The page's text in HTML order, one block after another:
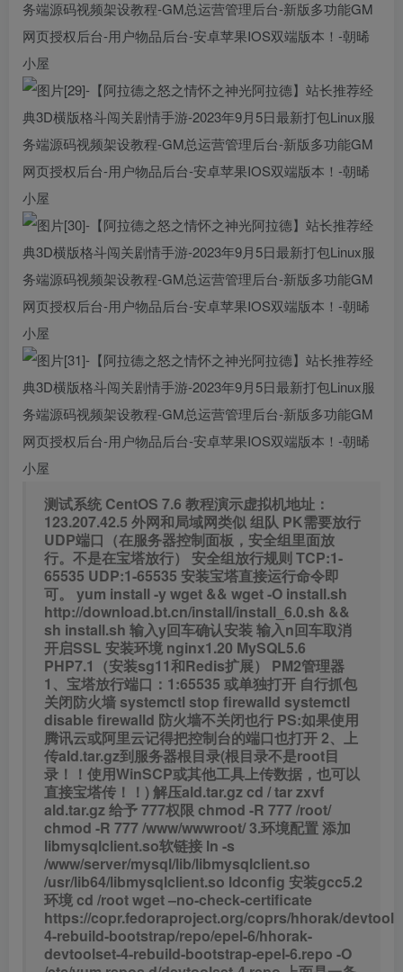
测试系统 CentOS 7.6 教程演示虚拟机地址：
123.207.42.5 外网和局域网类似组队 PK需要放行
UDP端口（在服务器控制面板，安全组里面放
行。不是在宝塔放行）
安全组放行规则TCP:1-
65535 UDP:1-65535 安装宝塔直接运行命令即
可。
yum install -y wget && wget -O install.sh
http://download.bt.cn/install/install_6.0.sh &&
sh install.sh 输入y回车确认安装输入n回车取消
开启SSL 安装环境 nginx1.20 MySQL5.6
PHP7.1（安装sg11和Redis扩展）
PM2管理器
1、宝塔放行端口：1:65535 或单独打开 自行抓包
关闭防火墙systemctl stop firewalld systemctl
disable firewalld 防火墙不关闭也行 PS:如果使用
腾讯云或阿里云记得把控制台的端口也打开2、上
传ald.tar.gz到服务器根目录(根目录不是root目
录！！使用WinSCP或其他工具上传数据，也可以
直接宝塔传！！)解压ald.tar.gzcd /tar zxvf
ald.tar.gz给予 777权限 chmod -R 777 /root/
chmod -R 777 /www/wwwroot/ 3.环境配置添加
libmysqlclient.so软链接 ln -s
/www/server/mysql/lib/libmysqlclient.so
/usr/lib64/libmysqlclient.so ldconfig 安装gcc5.2
环境cd /rootwget –no-check-certificate
https://copr.fedoraproject.org/coprs/hhorak/
4-rebuild-bootstrap/repo/epel-6/hhorak-
devtoolset-4-rebuild-bootstrap-epel-6.repo -O